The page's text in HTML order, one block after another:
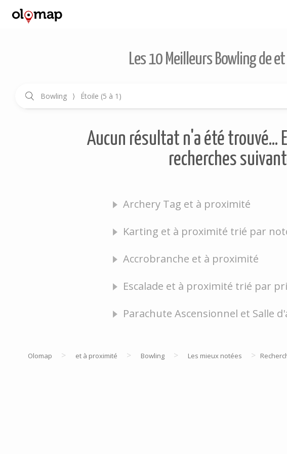
Les 10 Meilleurs Bowling de
Bowling ⟩ Étoile (5 à 1)
Aucun résultat n'a été trouvé...
recherches
Archery Tag et à proximité
Karting et à proximité trié par
Accrobranche et à proximité
Escalade et à proximité trié par
Parachute Ascensionnel et Salle
Olomap > et à proximité > Bowling > Les mieux notées >